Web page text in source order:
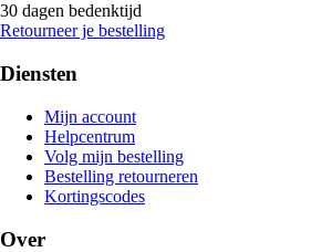
30 dagen bedenktijd
Retourneer je bestelling
Diensten
Mijn account
Helpcentrum
Volg mijn bestelling
Bestelling retourneren
Kortingscodes
Over